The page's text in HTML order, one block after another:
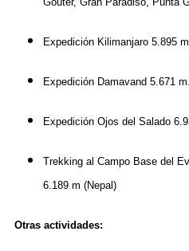
Expedición Kilimanjaro 5.895
Expedición Damavand 5.671
Expedición Ojos del Salado
Trekking al Campo Base del
6.189 m (Nepal)
Otras actividades: